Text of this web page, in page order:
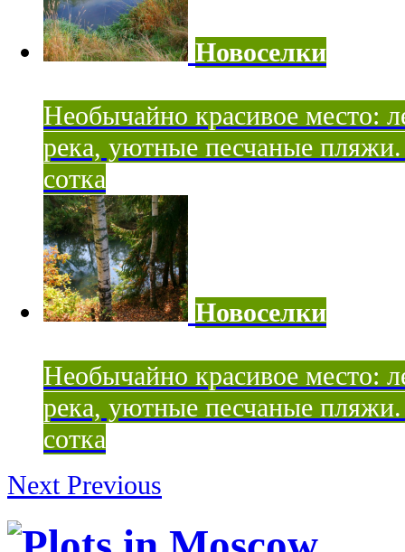
Новоселки
Необычайно красивое место:
река, уютные песчаные
сотка
Новоселки
Необычайно красивое место:
река, уютные песчаные
сотка
Next Previous